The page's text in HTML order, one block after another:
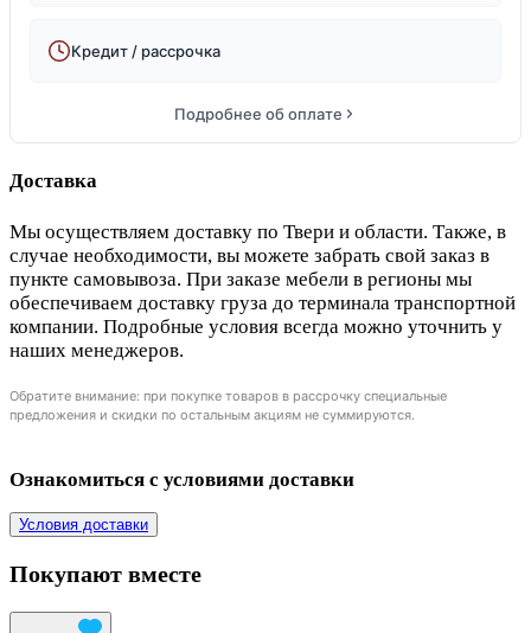
Кредит / рассрочка
Подробнее об оплате
Доставка
Мы осуществляем доставку по Твери и области. Также, в
случае необходимости, вы можете забрать свой заказ в
пункте самовывоза. При заказе мебели в регионы мы
обеспечиваем доставку груза до терминала транспортной
компании. Подробные условия всегда можно уточнить у
наших менеджеров.
Обратите внимание: при покупке товаров в рассрочку специальные
предложения и скидки по остальным акциям не суммируются.
Ознакомиться с условиями доставки
Условия доставки
Покупают вместе